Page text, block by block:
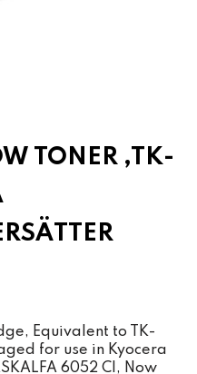
TONER ,TK-
Equivalent to TK-
for use in Kyocera
6052 CI, Now